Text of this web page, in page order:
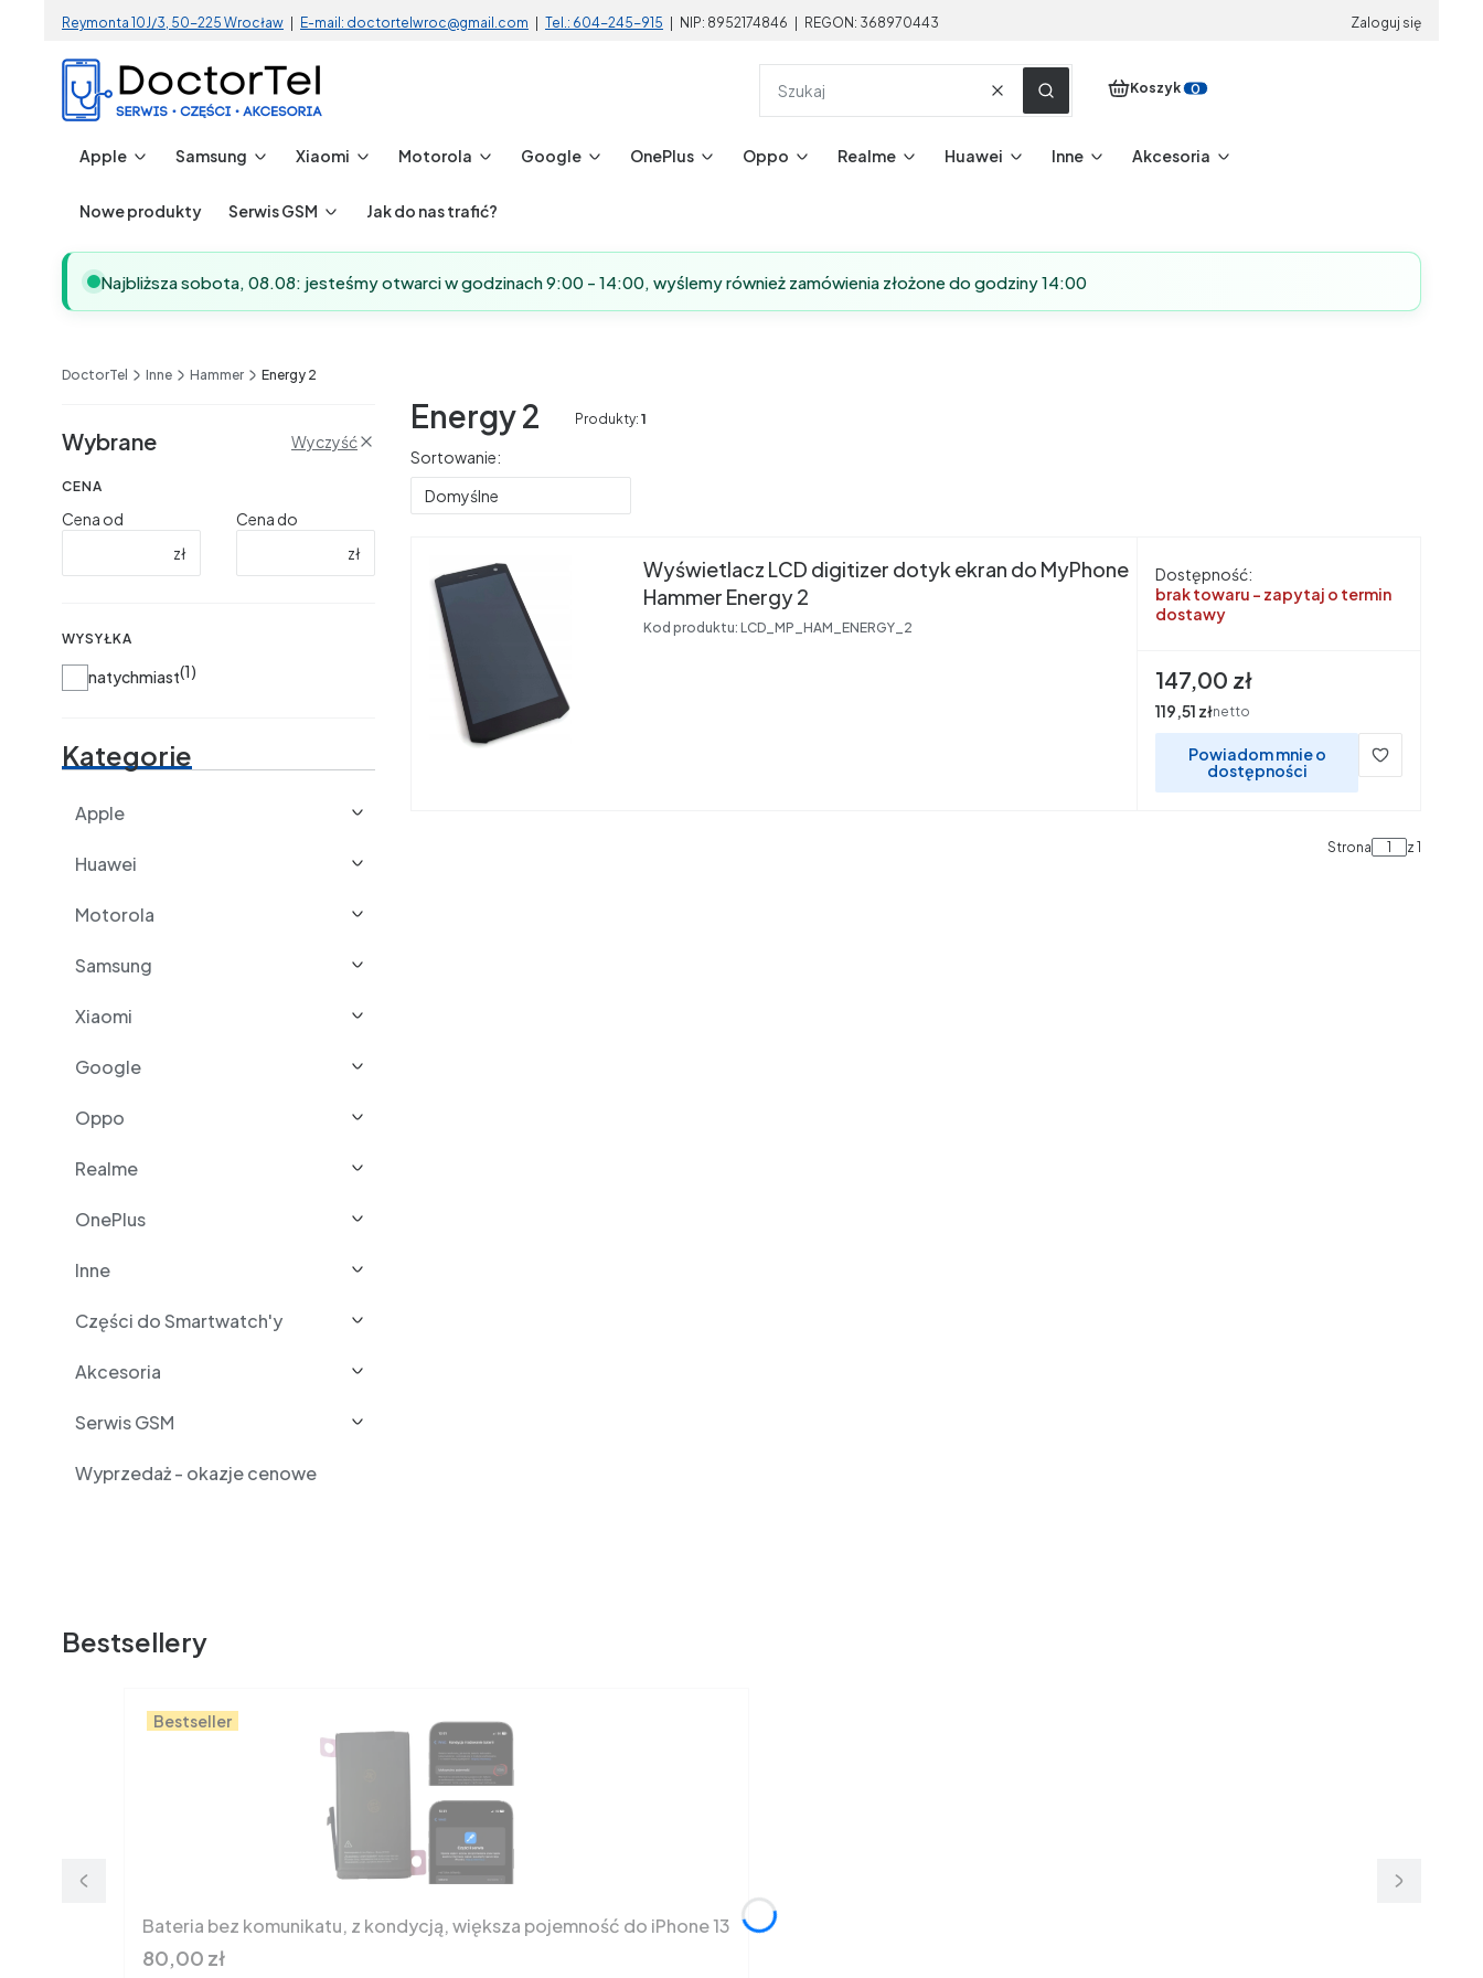
Reymonta 10J/3, 50-225 Wrocław E-mail: doctortelwroc@gmail.com Tel.: 604-245-915 | NIP: 8952174846 | REGON: 368970443 Zaloguj się
WyczyśćSzukaj Produkty w koszyku: 0. Zobacz szczegóły
Koszyk
Apple Samsung Xiaomi Motorola Google OnePlus Oppo Realme Huawei Inne Akcesoria
Nowe produkty Serwis GSM Jak do nas trafić?
Najbliższa sobota, 08.08: jesteśmy otwarci w godzinach 9:00 - 14:00, wyślemy również zamówienia złożone do godziny 14:00
DoctorTel Inne Hammer Energy 2
Wybrane Wyczyść
CENA
Cena od
zł
Cena do
zł
WYSYŁKA
Wysyłka
natychmiast 1
Kategorie
Apple
Huawei
Motorola
Samsung
Xiaomi
Google
Oppo
Realme
OnePlus
Inne
Części do Smartwatch'y
Akcesoria
Serwis GSM
Wyprzedaż - okazje cenowe
Energy 2 Produkty: 1
Lista produktów
Sortowanie:
Domyślne
Wyświetlacz LCD digitizer dotyk ekran do MyPhone
Hammer Energy 2
Kod produktu: LCD_MP_HAM_ENERGY_2
Dostępność:
brak towaru - zapytaj o termin
dostawy
Cena
147,00 zł
Cena
119,51 złnetto
Powiadom mnie o
dostępności
Strona z 1
Bestsellery
Bestseller
Bateria bez komunikatu, z kondycją, większa pojemność do iPhone 13
Cena
80,00 zł